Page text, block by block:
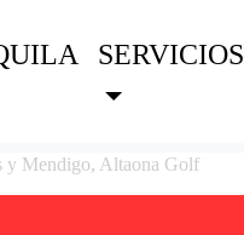
SERVICIOS
y Mendigo, Altaona Golf